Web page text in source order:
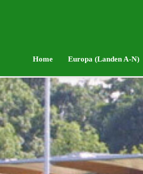
Home Europa (Landen A-N)